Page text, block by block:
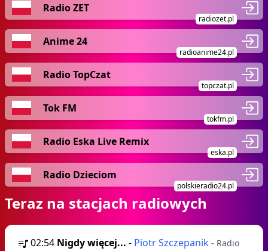
Radio ZET
radiozet.pl
Anime 24
radioanime24.pl
Radio TopCzat
topczat.pl
Tok FM
tokfm.pl
Radio Eska Live Remix
eska.pl
Radio Dzieciom
polskieradio24.pl
Teraz na stacjach radiowych
02:54 Nigdy więcej... - Piotr Szczepanik - Radio